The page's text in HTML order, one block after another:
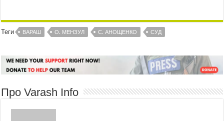
Теги ВАРАШ О. МЕНЗУЛ С. АНОЩЕНКО СУД
Про Varash Info